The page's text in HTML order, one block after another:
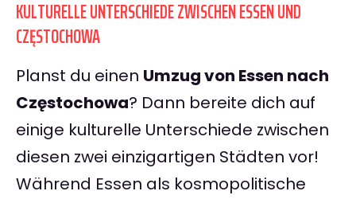
KULTURELLE UNTERSCHIEDE ZWISCHEN ESSEN UND
CZĘSTOCHOWA
Planst du einen Umzug von Essen nach
Częstochowa? Dann bereite dich auf
einige kulturelle Unterschiede zwischen
diesen zwei einzigartigen Städten vor!
Während Essen als kosmopolitische